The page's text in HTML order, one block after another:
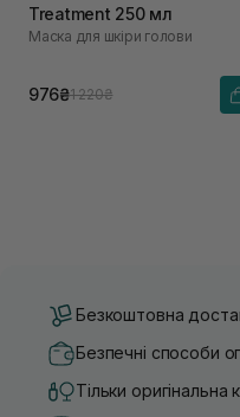
Treatment 250 мл
Маска для шкіри голови
976₴1 220₴
Безкоштовна
Безпечні способи
Тільки оригінальна